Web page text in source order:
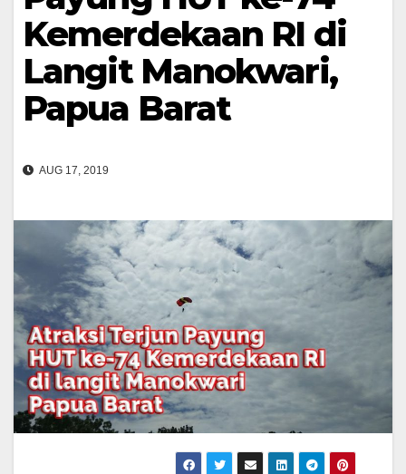
Kemerdekaan RI di
Langit Manokwari,
Papua Barat
AUG 17, 2019